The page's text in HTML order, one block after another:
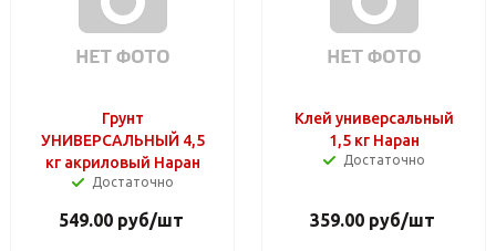
Грунт
УНИВЕРСАЛЬНЫЙ 4,5
кг акриловый Наран
Достаточно
549.00руб/шт
Клей универсальный
1,5 кг Наран
Достаточно
359.00руб/шт